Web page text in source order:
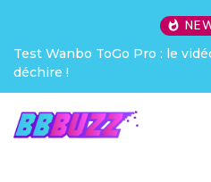
Test Wanbo ToGo Pro : le
déchire !